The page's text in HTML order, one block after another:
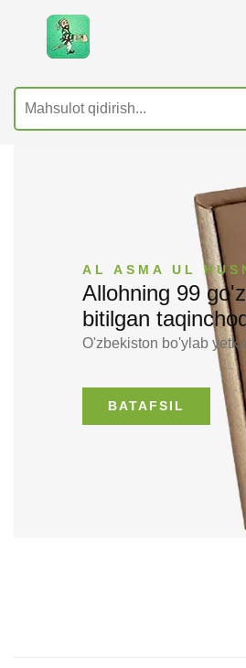
AL ASMA UL
Allohning 99
bitilgan
O'zbekiston bo'ylab
BATAFSIL